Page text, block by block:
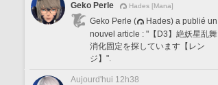
Geko Perle
Hades [Mana]
Geko Perle (
Hades) a publié un
nouvel article : "【D3】絶妖星乱舞
消化固定を探しています【レン
ジ】".
Aujourd'hui 12h38